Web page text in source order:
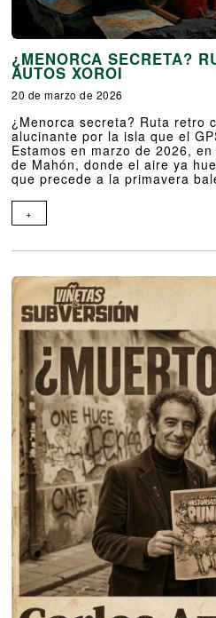
¿MENORCA SECRETA?
AUTOS XOROI
20 de marzo de 2026
¿Menorca secreta? Ruta retro
alucinante por la isla que el
Estamos en marzo de 2026,
de Mahón, donde el aire ya
que precede a la primavera
+